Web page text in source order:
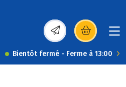
(s’ouvre dans une
Bientôt fermé - Ferme à 13:00